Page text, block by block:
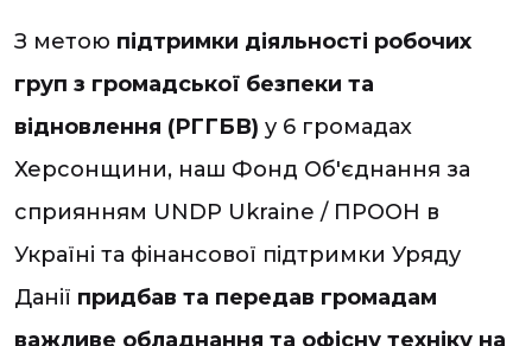
З метою підтримки діяльності робочих
груп з громадської безпеки та
відновлення (РГГБВ) у 6 громадах
Херсонщини, наш Фонд Об'єднання за
сприянням UNDP Ukraine / ПРООН в
Україні та фінансової підтримки Уряду
Данії придбав та передав громадам
важливе обладнання та офісну техніку на